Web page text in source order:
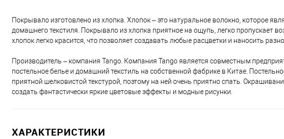
Покрывало изготовлено из хлопка. Хлопок – это натуральное волокно, которое
домашнего текстиля. Покрывало из хлопка приятное на ощупь, легко пропускает
хлопок легко красится, что позволяет создавать любые расцветки и наносить
Производитель – компания Tango. Компания Tango является совместным
постельное белье и домашний текстиль на собственной фабрике в Китае.
приятной шелковистой текстурой, поэтому на ней очень приятно спать.
создать фантастически яркие цветовые эффекты и модные рисунки.
ХАРАКТЕРИСТИКИ